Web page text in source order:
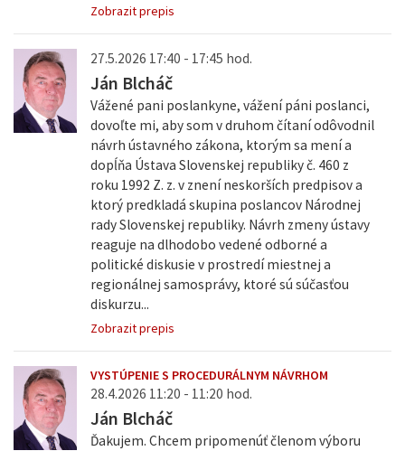
Zobrazit prepis
27.5.2026 17:40 - 17:45 hod.
Ján Blcháč
Vážené pani poslankyne, vážení páni poslanci,
dovoľte mi, aby som v druhom čítaní odôvodnil
návrh ústavného zákona, ktorým sa mení a
dopĺňa Ústava Slovenskej republiky č. 460 z
roku 1992 Z. z. v znení neskorších predpisov a
ktorý predkladá skupina poslancov Národnej
rady Slovenskej republiky. Návrh zmeny ústavy
reaguje na dlhodobo vedené odborné a
politické diskusie v prostredí miestnej a
regionálnej samosprávy, ktoré sú súčasťou
diskurzu...
Zobrazit prepis
VYSTÚPENIE S PROCEDURÁLNYM NÁVRHOM
28.4.2026 11:20 - 11:20 hod.
Ján Blcháč
Ďakujem. Chcem pripomenúť členom výboru